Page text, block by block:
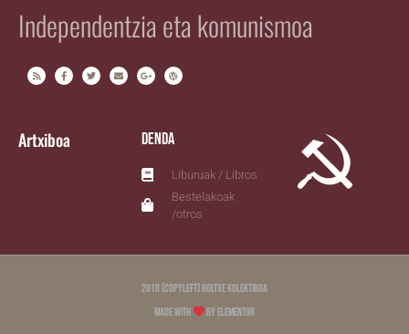
Independentzia eta komunismoa
Artxiboa Denda
Liburuak / Libros
Bestelakoak
/otros
2018 (copyleft) Boltxe Kolektiboa
Made with
by Elementor